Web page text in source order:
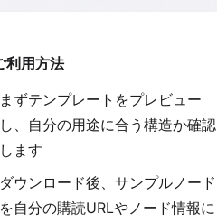
利用方法
まずテンプレートをプレビュー
し、自分の用途に合う構造か確認
します
ダウンロード後、サンプルノード
を自分の購読URLやノード情報に